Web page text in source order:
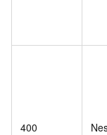
400